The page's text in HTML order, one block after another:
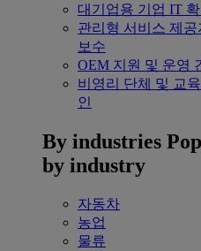
대기업용 기업 IT
관리형 서비스 제공
보수
OEM 지원 및 운영
비영리 단체 및 교
인
By industries
by industry
자동차
농업
물류